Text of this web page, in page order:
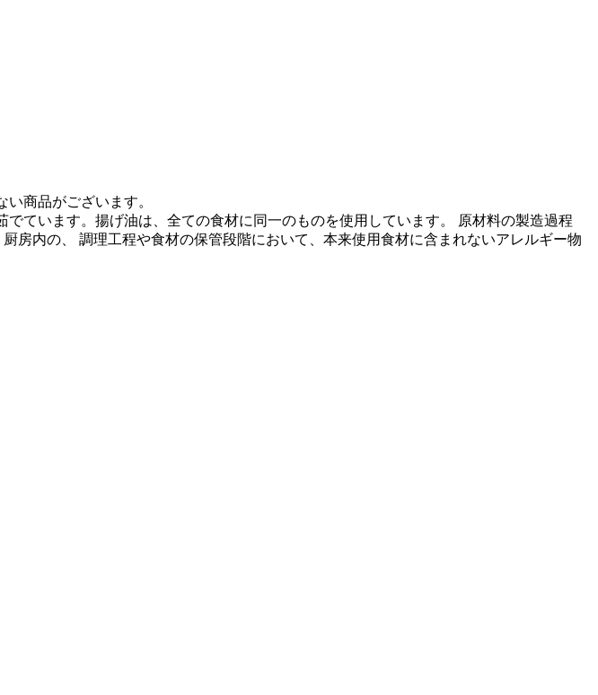
商品がございます。
ています。揚げ油は、全ての食材に同一のものを使用しています。 原材料の製造過程
房内の、 調理工程や食材の保管段階において、本来使用食材に含まれないアレルギー物